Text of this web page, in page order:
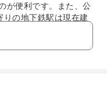
が便利です。また、公
の地下鉄駅は現在建
向上する予定です。
プションもありま
ベトナムで最も高い